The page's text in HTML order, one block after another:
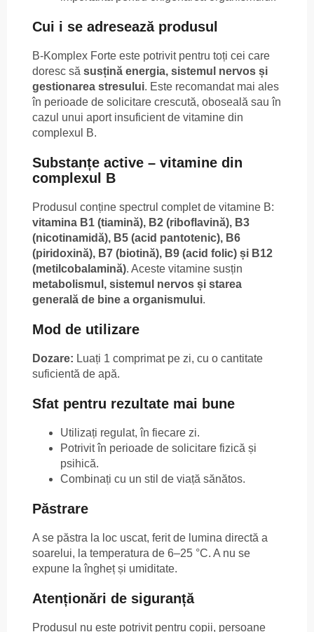
Cui i se adresează produsul
B-Komplex Forte este potrivit pentru toți cei care
doresc să susțină energia, sistemul nervos și
gestionarea stresului. Este recomandat mai ales
în perioade de solicitare crescută, oboseală sau în
cazul unui aport insuficient de vitamine din
complexul B.
Substanțe active – vitamine din
complexul B
Produsul conține spectrul complet de vitamine B:
vitamina B1 (tiamină), B2 (riboflavină), B3
(nicotinamidă), B5 (acid pantotenic), B6
(piridoxină), B7 (biotină), B9 (acid folic) și B12
(metilcobalamină). Aceste vitamine susțin
metabolismul, sistemul nervos și starea
generală de bine a organismului.
Mod de utilizare
Dozare: Luați 1 comprimat pe zi, cu o cantitate
suficientă de apă.
Sfat pentru rezultate mai bune
Utilizați regulat, în fiecare zi.
Potrivit în perioade de solicitare fizică și
psihică.
Combinați cu un stil de viață sănătos.
Păstrare
A se păstra la loc uscat, ferit de lumina directă a
soarelui, la temperatura de 6–25 °C. A nu se
expune la îngheț și umiditate.
Atenționări de siguranță
Produsul nu este potrivit pentru copii, persoane